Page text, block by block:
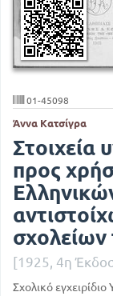
01-45098
Άννα Κατσίγρα
Στοιχεία
προς
[1925, 4η
Σχολικό εγχειρίδιο